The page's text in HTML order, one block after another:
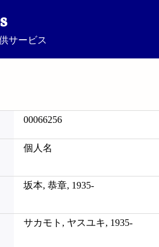
サービス
00066256
個人名
坂本, 恭章, 1935-
サカモト, ヤスユキ, 1935-